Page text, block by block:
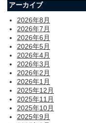
アーカイブ
2026年8月
2026年7月
2026年6月
2026年5月
2026年4月
2026年3月
2026年2月
2026年1月
2025年12月
2025年11月
2025年10月
2025年9月